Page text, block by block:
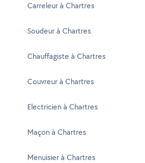
Carreleur à Chartres
Soudeur à Chartres
Chauffagiste à Chartres
Couvreur à Chartres
Electricien à Chartres
Maçon à Chartres
Menuisier à Chartres